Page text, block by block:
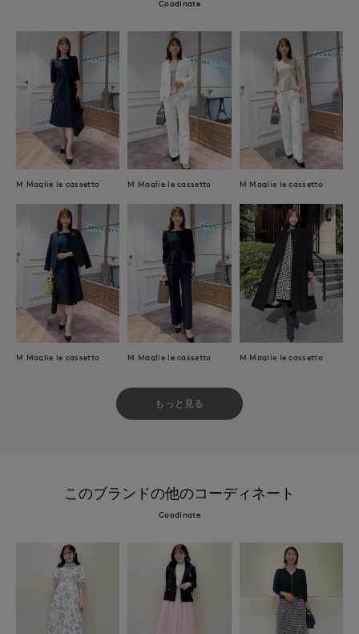
Coodinate
M Maglie le cassetto M Maglie le cassetto M Maglie le cassetto
M Maglie le cassetto M Maglie le cassetto M Maglie le cassetto
もっと見る
このブランドの他のコーディネート
Coodinate